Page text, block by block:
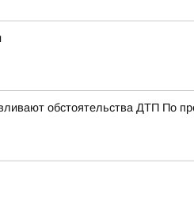
обстоятельства ДТП По